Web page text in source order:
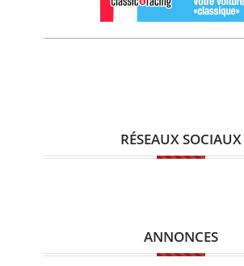
RÉSEAUX SOCIAUX
ANNONCES